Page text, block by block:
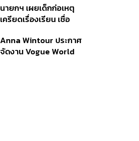
นายกฯ เผยเด็กก่อเหตุ
เครียดเรื่องเรียน เชื่อ
กระสุนอีกกว่า 30 นัด หาก
ไม่จบชีวิตตัวเองอาจสูญ
Anna Wintour ประกาศ
จัดงาน Vogue World